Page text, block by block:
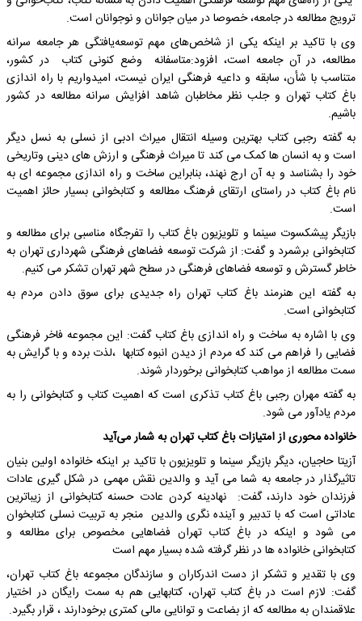
ترویج مطالعه در جامعه، خصوصا در میان جوانان و نوجوانان است.
وی با تاکید بر اینکه یکی از شاخص‌های مهم توسعه‌یافتگی هر جامعه سرانه
مطالعه، در آن جامعه است، افزود:متاسفانه وضع کنونی کتاب در کشور،
متناسب با شأن، سابقه و داعیه فرهنگى ایران نیست، امیدواریم با راه اندازی
باغ کتاب تهران و جلب نظر مخاطبان شاهد افزایش سرانه مطالعه در کشور
باشیم.
به گفته رجبی کتاب بهترین وسیله انتقال میراث ادبی از نسلی به نسل دیگر
است و به انسان ها کمک می کند تا میراث فرهنگی و ارزش های دینی وتاریخی
خود را بشناسد و به آن ارج نهند، بنابراین ساخت و راه اندازی مجموعه ای به
نام باغ کتاب در راستای ارتقای فرهنگ مطالعه و کتابخوانی بسیار حائز اهمیت
است.
بازیگر پیشکسوت سینما و تلویزیون باغ کتاب را تفرجگاه مناسبی برای مطالعه و
کتابخوانی برشمرد و گفت: از شرکت توسعه فضاهای فرهنگی شهرداری تهران به
خاطر گسترش و توسعه فضاهای فرهنگی در سطح شهر تهران تشکر می کنیم.
به گفته این هنرمند باغ کتاب تهران راه جدیدی برای سوق دادن مردم به
کتابخوانی است.
وی با اشاره به ساخت و راه اندازی باغ کتاب گفت: این مجموعه فاخر فرهنگی
فضایی را فراهم می کند که مردم از دیدن انبوه کتابها ،لذت برده و با گرایش به
سمت مطالعه از مواهب کتابخوانی برخوردار شوند.
به گفته مهران رجبی باغ کتاب تذکری است که اهمیت کتاب و کتابخوانی را به
مردم یادآور می شود.
خانواده محوری از امتیازات باغ کتاب تهران به شمار می‌آید
آزیتا حاجیان، دیگر بازیگر سینما و تلویزیون با تاکید بر اینکه خانواده اولین بنیان
تاثیرگذار در جامعه به شما می آید و والدین نقش مهمی در شکل گیری عادات
فرزندان خود دارند، گفت: نهادینه کردن عادت حسنه کتابخوانی از زیباترین
عاداتی است که با تدبیر و آینده نگری والدین منجر به تربیت نسلی کتابخوان
می شود و اینکه در باغ کتاب تهران فضاهایی مخصوص برای مطالعه و
کتابخوانی خانواده ها در نظر گرفته شده بسیار مهم است
وی با تقدیر و تشکر از دست اندرکاران و سازندگان مجموعه باغ کتاب تهران،
گفت: لازم است در باغ کتاب تهران، کتابهایی هم به سمت رایگان در اختیار
علاقمندان به مطالعه که از بضاعت و توانایی مالی کمتری برخودارند ، قرار بگیرد.